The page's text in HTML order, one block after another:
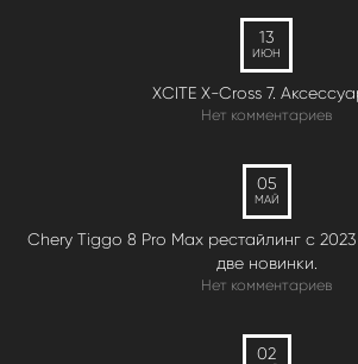
13
ИЮН
XCITE X-Cross 7.
Нет комментариев
05
МАЙ
Chery Tiggo 8 Pro Max рестайлинг с
две новинки.
Нет комментариев
02